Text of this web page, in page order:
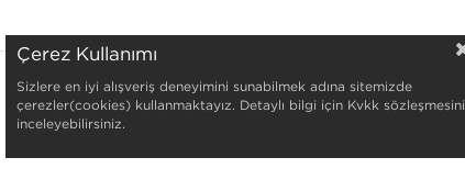
Çerez Kullanımı
Sizlere en iyi alışveriş deneyimini sunabilmek adına sitemizde
çerezler(cookies) kullanmaktayız. Detaylı bilgi için Kvkk sözleşmesini
inceleyebilirsiniz.